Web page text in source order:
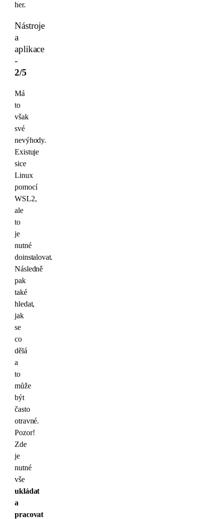
her.
Nástroje
a
aplikace
-
2/5
Má
to
však
své
nevýhody.
Existuje
sice
Linux
pomocí
WSL2,
ale
to
je
nutné
doinstalovat.
Následně
pak
také
hledat,
jak
se
co
dělá
a
to
může
být
často
otravné.
Pozor!
Zde
je
nutné
vše
ukládat
a
pracovat